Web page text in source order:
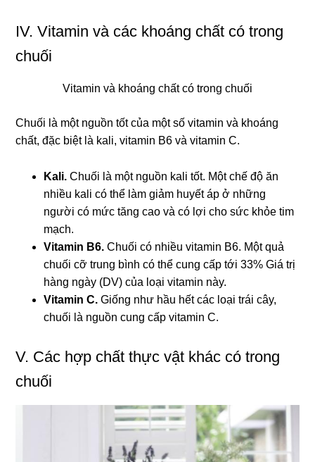
IV. Vitamin và các khoáng chất có trong
chuối
Vitamin và khoáng chất có trong chuối
Chuối là một nguồn tốt của một số vitamin và khoáng
chất, đặc biệt là kali, vitamin B6 và vitamin C.
Kali. Chuối là một nguồn kali tốt. Một chế độ ăn
nhiều kali có thể làm giảm huyết áp ở những
người có mức tăng cao và có lợi cho sức khỏe tim
mạch.
Vitamin B6. Chuối có nhiều vitamin B6. Một quả
chuối cỡ trung bình có thể cung cấp tới 33% Giá trị
hàng ngày (DV) của loại vitamin này.
Vitamin C. Giống như hầu hết các loại trái cây,
chuối là nguồn cung cấp vitamin C.
V. Các hợp chất thực vật khác có trong
chuối